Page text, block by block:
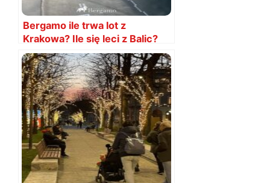
Bergamo ile trwa lot z
Krakowa? Ile się leci z Balic?